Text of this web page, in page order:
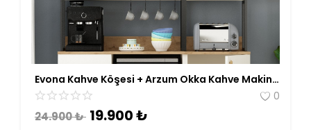
Evona Kahve Köşesi + Arzum Okka Kahve Makinesi
0
24.900₺ 19.900₺